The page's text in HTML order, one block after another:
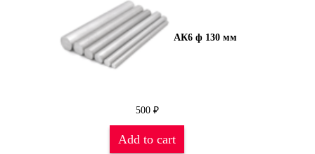
АК6 ф 130 мм
500 ₽
Add to cart